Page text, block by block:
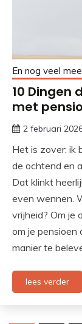
En nog veel
10 Dingen
met
2 februari
Het is zover: ik
de ochtend en
Dat klinkt
even wennen.
vrijheid? Om je
om je pensioen
manier te
lees verder